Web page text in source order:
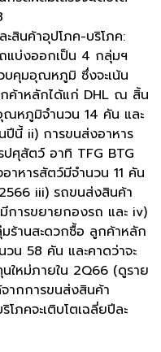
สินค้าอุปโภค-บริโภค:
แบ่งออกเป็น 4 กลุ่มฯ
คุมอุณหภูมิ ซึ่งจะเน้น
กค้าหลักได้แก่ DHL ณ สิ้น
หภูมิจำนวน 14 คัน และ
ปีนี้ ii) การขนส่งอาหาร
ศุสัตว์ อาทิ TFG BTG
หารสัตว์มีจำนวน 11 คัน
iii) รถขนส่งสินค้า
การขยายกองรถ และ iv)
ร้านสะดวกซื้อ ลูกค้าหลัก
น 58 คัน และคาดว่าจะ
ใหม่ภายใน 2Q66 (ดูราย
จากการขนส่งสินค้า
ภคจะเติบโตเฉลี่ยปีละ